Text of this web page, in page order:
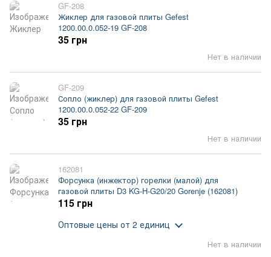
GF-208
Жиклер для газовой плиты Gefest
1200.00.0.052-19 GF-208
Нет в наличии
35 грн
GF-209
Сопло (жиклер) для газовой плиты Gefest
1200.00.0.052-22 GF-209
Нет в наличии
35 грн
162081
Форсунка (инжектор) горелки (малой) для
газовой плиты D3 KG-H-G20/20 Gorenje (162081)
Нет в наличии
115 грн
Оптовые цены от 2 единиц